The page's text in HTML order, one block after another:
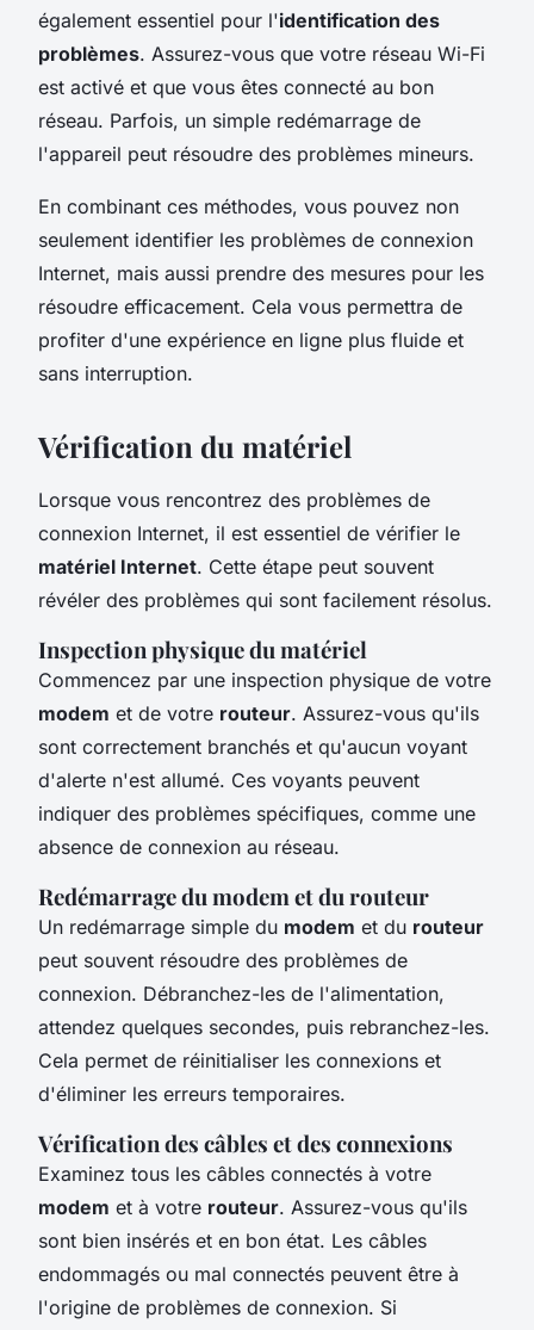
également essentiel pour l'identification des
problèmes. Assurez-vous que votre réseau Wi-Fi
est activé et que vous êtes connecté au bon
réseau. Parfois, un simple redémarrage de
l'appareil peut résoudre des problèmes mineurs.
En combinant ces méthodes, vous pouvez non
seulement identifier les problèmes de connexion
Internet, mais aussi prendre des mesures pour les
résoudre efficacement. Cela vous permettra de
profiter d'une expérience en ligne plus fluide et
sans interruption.
Vérification du matériel
Lorsque vous rencontrez des problèmes de
connexion Internet, il est essentiel de vérifier le
matériel Internet. Cette étape peut souvent
révéler des problèmes qui sont facilement résolus.
Inspection physique du matériel
Commencez par une inspection physique de votre
modem et de votre routeur. Assurez-vous qu'ils
sont correctement branchés et qu'aucun voyant
d'alerte n'est allumé. Ces voyants peuvent
indiquer des problèmes spécifiques, comme une
absence de connexion au réseau.
Redémarrage du modem et du routeur
Un redémarrage simple du modem et du routeur
peut souvent résoudre des problèmes de
connexion. Débranchez-les de l'alimentation,
attendez quelques secondes, puis rebranchez-les.
Cela permet de réinitialiser les connexions et
d'éliminer les erreurs temporaires.
Vérification des câbles et des connexions
Examinez tous les câbles connectés à votre
modem et à votre routeur. Assurez-vous qu'ils
sont bien insérés et en bon état. Les câbles
endommagés ou mal connectés peuvent être à
l'origine de problèmes de connexion. Si